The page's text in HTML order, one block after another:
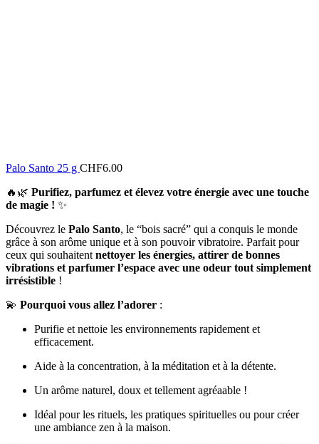
Palo Santo 25 g CHF6.00
🔥🌿 Purifiez, parfumez et élevez votre énergie avec une touche
de magie ! ✨
Découvrez le Palo Santo, le “bois sacré” qui a conquis le monde
grâce à son arôme unique et à son pouvoir vibratoire. Parfait pour
ceux qui souhaitent nettoyer les énergies, attirer de bonnes
vibrations et parfumer l’espace avec une odeur tout simplement
irrésistible !
💫 Pourquoi vous allez l’adorer :
Purifie et nettoie les environnements rapidement et
efficacement.
Aide à la concentration, à la méditation et à la détente.
Un arôme naturel, doux et tellement agréaable !
Idéal pour les rituels, les pratiques spirituelles ou pour créer
une ambiance zen à la maison.